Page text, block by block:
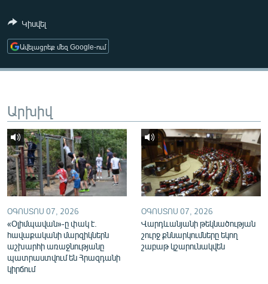
ՄՇԱԿՈՒՅԹ
ՍՊՈՐՏ
ՄԵԿՆԱԲԱՆՈՒԹՅՈՒՆ
ԿՈՐՈՆԱՎԻՐՈՒՍ
ԱՐԽԻՎ
ՏԵՍԱՆՅՈՒԹԵՐ
ԲԱՆԱՎԵՃ
ՓՈԴՔԱՍԹ
Հայերեն
English
Կիսվել
Ավելացրեք մեզ Google-ում
Արխիվ
ՕԳՈՍՏՈՍ 07, 2026
«Օլիմպավան»-ը փակ է.
հավաքականի մարզիկներն
աշխարհի առաջնությանը
պատրաստվում են Հրազդանի
կիրճում
ՕԳՈՍՏՈՍ 07, 2026
Վարդևանյանի թեկնածության
շուրջ քննարկումները եկող
շաբաթ կշարունակվեն